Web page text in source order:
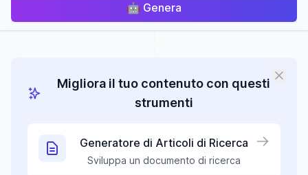
🤖 Genera
Migliora il tuo contenuto con questi
strumenti
Generatore di Articoli di Ricerca
Sviluppa un documento di ricerca